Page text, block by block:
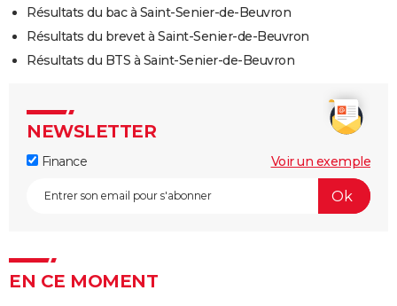
Résultats du bac à Saint-Senier-de-Beuvron
Résultats du brevet à Saint-Senier-de-Beuvron
Résultats du BTS à Saint-Senier-de-Beuvron
NEWSLETTER
Finance Voir un exemple
EN CE MOMENT